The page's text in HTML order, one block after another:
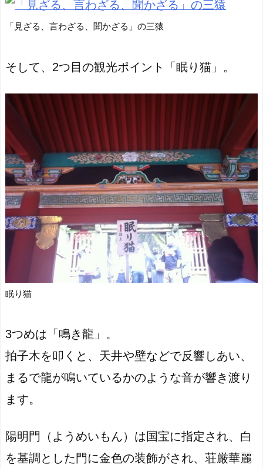
「見ざる、言わざる、聞かざる」の三猿
そして、2つ目の観光ポイント「眠り猫」。
眠り猫
3つめは「鳴き龍」。
拍子木を叩くと、天井や壁などで反響しあい、
まるで龍が鳴いているかのような音が響き渡り
ます。
陽明門（ようめいもん）は国宝に指定され、白
を基調とした門に金色の装飾がされ、荘厳華麗